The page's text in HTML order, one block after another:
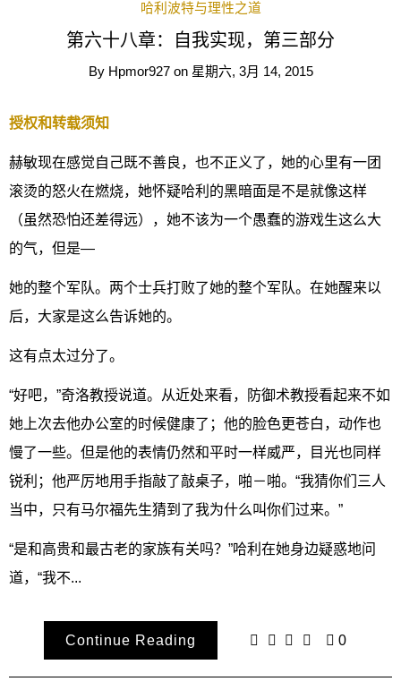
哈利波特与理性之道
第六十八章：自我实现，第三部分
By Hpmor927 on 星期六, 3月 14, 2015
授权和转载须知
赫敏现在感觉自己既不善良，也不正义了，她的心里有一团
滚烫的怒火在燃烧，她怀疑哈利的黑暗面是不是就像这样
（虽然恐怕还差得远），她不该为一个愚蠢的游戏生这么大
的气，但是—
她的整个军队。两个士兵打败了她的整个军队。在她醒来以
后，大家是这么告诉她的。
这有点太过分了。
“好吧，”奇洛教授说道。从近处来看，防御术教授看起来不如
她上次去他办公室的时候健康了；他的脸色更苍白，动作也
慢了一些。但是他的表情仍然和平时一样威严，目光也同样
锐利；他严厉地用手指敲了敲桌子，啪－啪。“我猜你们三人
当中，只有马尔福先生猜到了我为什么叫你们过来。”
“是和高贵和最古老的家族有关吗？”哈利在她身边疑惑地问
道，“我不...
Continue Reading 0